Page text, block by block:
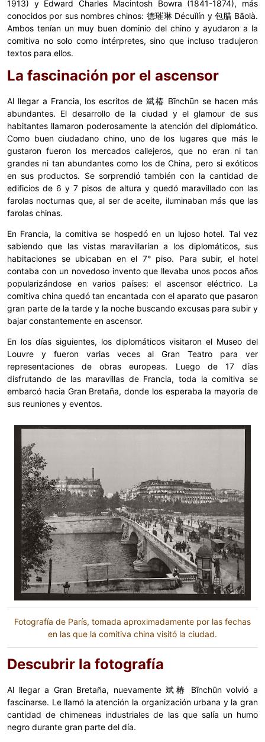
1913) y Edward Charles Macintosh Bowra (1841-1874), más
conocidos por sus nombres chinos: 德璀琳 Décuǐlín y 包腊 Bāolà.
Ambos tenían un muy buen dominio del chino y ayudaron a la
comitiva no solo como intérpretes, sino que incluso tradujeron
textos para ellos.
La fascinación por el ascensor
Al llegar a Francia, los escritos de 斌椿 Bīnchūn se hacen más
abundantes. El desarrollo de la ciudad y el glamour de sus
habitantes llamaron poderosamente la atención del diplomático.
Como buen ciudadano chino, uno de los lugares que más le
gustaron fueron los mercados callejeros, que no eran ni tan
grandes ni tan abundantes como los de China, pero si exóticos
en sus productos. Se sorprendió también con la cantidad de
edificios de 6 y 7 pisos de altura y quedó maravillado con las
farolas nocturnas que, al ser de aceite, iluminaban más que las
farolas chinas.
En Francia, la comitiva se hospedó en un lujoso hotel. Tal vez
sabiendo que las vistas maravillarían a los diplomáticos, sus
habitaciones se ubicaban en el 7° piso. Para subir, el hotel
contaba con un novedoso invento que llevaba unos pocos años
popularizándose en varios países: el ascensor eléctrico. La
comitiva china quedó tan encantada con el aparato que pasaron
gran parte de la tarde y la noche buscando excusas para subir y
bajar constantemente en ascensor.
En los días siguientes, los diplomáticos visitaron el Museo del
Louvre y fueron varias veces al Gran Teatro para ver
representaciones de obras europeas. Luego de 17 días
disfrutando de las maravillas de Francia, toda la comitiva se
embarcó hacia Gran Bretaña, donde los esperaba la mayoría de
sus reuniones y eventos.
Fotografía de París, tomada aproximadamente por las fechas
en las que la comitiva china visitó la ciudad.
Descubrir la fotografía
Al llegar a Gran Bretaña, nuevamente 斌椿 Bīnchūn volvió a
fascinarse. Le llamó la atención la organización urbana y la gran
cantidad de chimeneas industriales de las que salía un humo
negro durante gran parte del día.